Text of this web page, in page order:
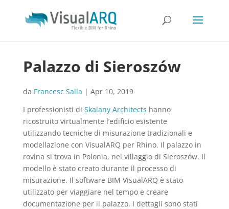
Palazzo di Sieroszów
da Francesc Salla | Apr 10, 2019
I professionisti di Skalany Architects hanno
ricostruito virtualmente l’edificio esistente
utilizzando tecniche di misurazione tradizionali e
modellazione con VisualARQ per Rhino. Il palazzo in
rovina si trova in Polonia, nel villaggio di Sieroszów. Il
modello è stato creato durante il processo di
misurazione. Il software BIM VisualARQ è stato
utilizzato per viaggiare nel tempo e creare
documentazione per il palazzo. I dettagli sono stati